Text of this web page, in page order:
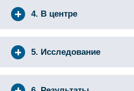
4. В центре
5. Исследование